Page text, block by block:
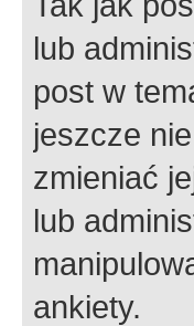
lub
post w
jeszcze
zmieniać
lub
ankiety.